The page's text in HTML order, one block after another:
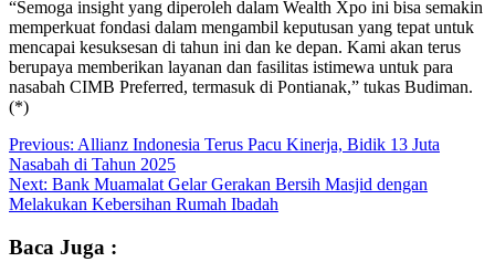
“Semoga insight yang diperoleh dalam Wealth Xpo ini bisa semakin
memperkuat fondasi dalam mengambil keputusan yang tepat untuk
mencapai kesuksesan di tahun ini dan ke depan. Kami akan terus
berupaya memberikan layanan dan fasilitas istimewa untuk para
nasabah CIMB Preferred, termasuk di Pontianak,” tukas Budiman.
(*)
Post
navigation
Previous: Allianz Indonesia Terus Pacu Kinerja, Bidik 13 Juta
Nasabah di Tahun 2025
Next: Bank Muamalat Gelar Gerakan Bersih Masjid dengan
Melakukan Kebersihan Rumah Ibadah
Baca Juga :